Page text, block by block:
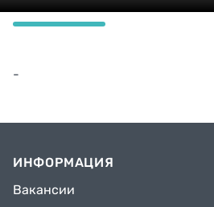
-
ИНФОРМАЦИЯ
Вакансии